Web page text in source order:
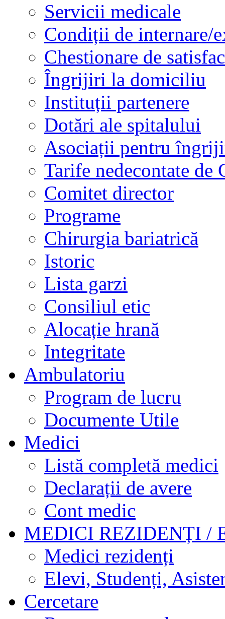
Servicii medicale
Condiții de internare/
Chestionare de
Îngrijiri la domiciliu
Instituții partenere
Dotări ale spitalului
Asociații pentru
Tarife nedecontate de
Comitet director
Programe
Chirurgia bariatrică
Istoric
Lista garzi
Consiliul etic
Alocație hrană
Integritate
Ambulatoriu
Program de lucru
Documente Utile
Medici
Listă completă medici
Declarații de avere
Cont medic
MEDICI REZIDENȚI /
Medici rezidenți
Elevi, Studenți,
Cercetare